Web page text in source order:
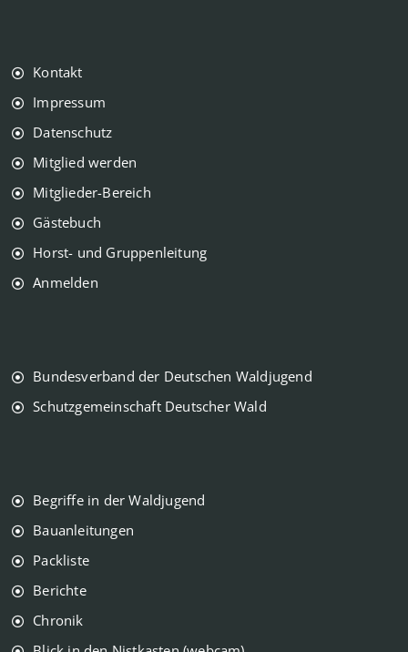
Kontakt
Impressum
Datenschutz
Mitglied werden
Mitglieder-Bereich
Gästebuch
Horst- und Gruppenleitung
Anmelden
Bundesverband der Deutschen Waldjugend
Schutzgemeinschaft Deutscher Wald
Begriffe in der Waldjugend
Bauanleitungen
Packliste
Berichte
Chronik